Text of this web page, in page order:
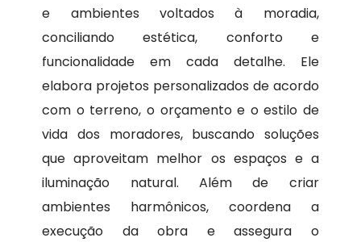
e ambientes voltados à moradia,
conciliando estética, conforto e
funcionalidade em cada detalhe. Ele
elabora projetos personalizados de acordo
com o terreno, o orçamento e o estilo de
vida dos moradores, buscando soluções
que aproveitam melhor os espaços e a
iluminação natural. Além de criar
ambientes harmônicos, coordena a
execução da obra e assegura o